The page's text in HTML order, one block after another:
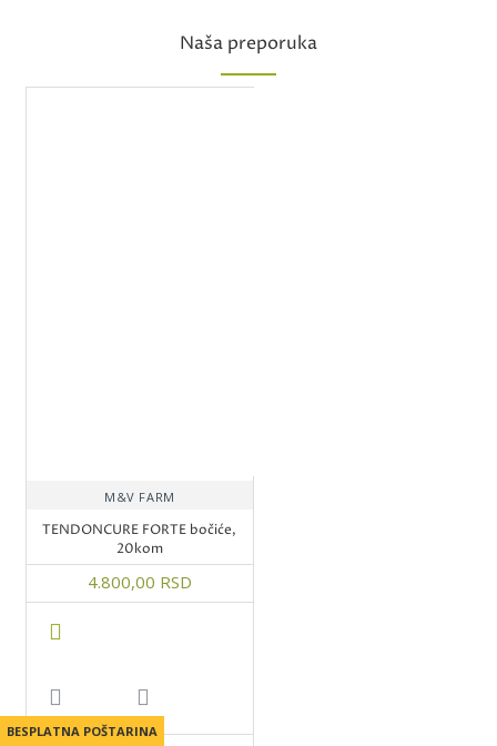
Naša preporuka
M&V FARM
TENDONCURE FORTE bočiće,
20kom
4.800,00 RSD
BESPLATNA POŠTARINA
BESPLATNA POŠTARINA